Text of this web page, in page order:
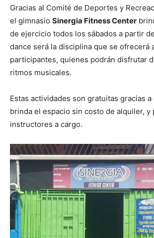
Gracias al Comité de Deportes y
el gimnasio Sinergia Fitness Center
de ejercicio todos los sábados a partir
dance será la disciplina que se ofrecerá
participantes, quienes podrán disfrutar
ritmos musicales.
Estas actividades son gratuitas gracias
brinda el espacio sin costo de alquiler, y
instructores a cargo.